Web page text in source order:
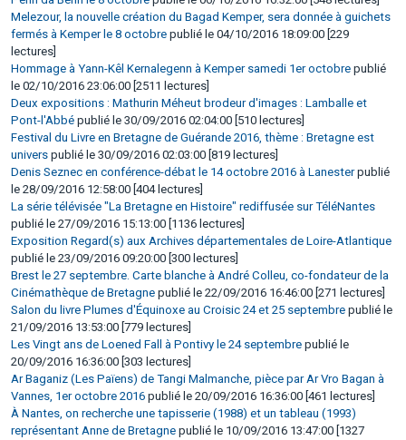
Melezour, la nouvelle création du Bagad Kemper, sera donnée à guichets
fermés à Kemper le 8 octobre publié le 04/10/2016 18:09:00 [229
lectures]
Hommage à Yann-Kêl Kernalegenn à Kemper samedi 1er octobre publié
le 02/10/2016 23:06:00 [2511 lectures]
Deux expositions : Mathurin Méheut brodeur d'images : Lamballe et
Pont-l'Abbé publié le 30/09/2016 02:04:00 [510 lectures]
Festival du Livre en Bretagne de Guérande 2016, thème : Bretagne est
univers publié le 30/09/2016 02:03:00 [819 lectures]
Denis Seznec en conférence-débat le 14 octobre 2016 à Lanesterpublié
le 28/09/2016 12:58:00 [404 lectures]
La série télévisée "La Bretagne en Histoire" rediffusée sur TéléNantes
publié le 27/09/2016 15:13:00 [1136 lectures]
Exposition Regard(s) aux Archives départementales de Loire-Atlantique
publié le 23/09/2016 09:20:00 [300 lectures]
Brest le 27 septembre. Carte blanche à André Colleu, co-fondateur de la
Cinémathèque de Bretagne publié le 22/09/2016 16:46:00 [271 lectures]
Salon du livre Plumes d'Équinoxe au Croisic 24 et 25 septembre publié le
21/09/2016 13:53:00 [779 lectures]
Les Vingt ans de Loened Fall à Pontivy le 24 septembre publié le
20/09/2016 16:36:00 [303 lectures]
Ar Baganiz (Les Païens) de Tangi Malmanche, pièce par Ar Vro Bagan à
Vannes, 1er octobre 2016 publié le 20/09/2016 16:36:00 [461 lectures]
À Nantes, on recherche une tapisserie (1988) et un tableau (1993)
représentant Anne de Bretagne publié le 10/09/2016 13:47:00 [1327